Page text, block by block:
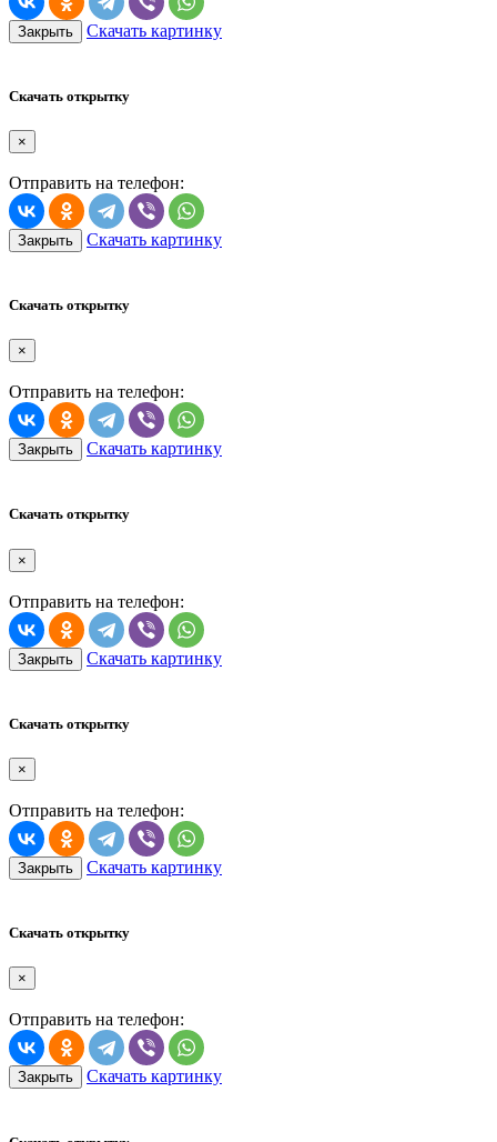
Закрыть Скачать картинку
Скачать открытку
×
Отправить на телефон:
Закрыть Скачать картинку
Скачать открытку
×
Отправить на телефон:
Закрыть Скачать картинку
Скачать открытку
×
Отправить на телефон:
Закрыть Скачать картинку
Скачать открытку
×
Отправить на телефон:
Закрыть Скачать картинку
Скачать открытку
×
Отправить на телефон:
Закрыть Скачать картинку